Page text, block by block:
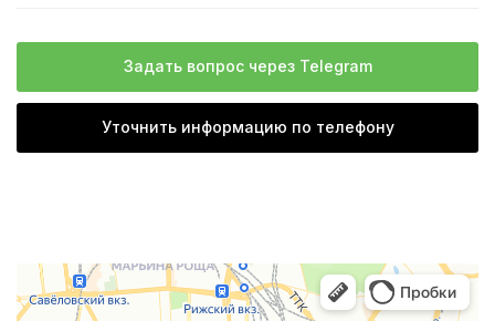
Задать вопрос через Telegram
Уточнить информацию по телефону